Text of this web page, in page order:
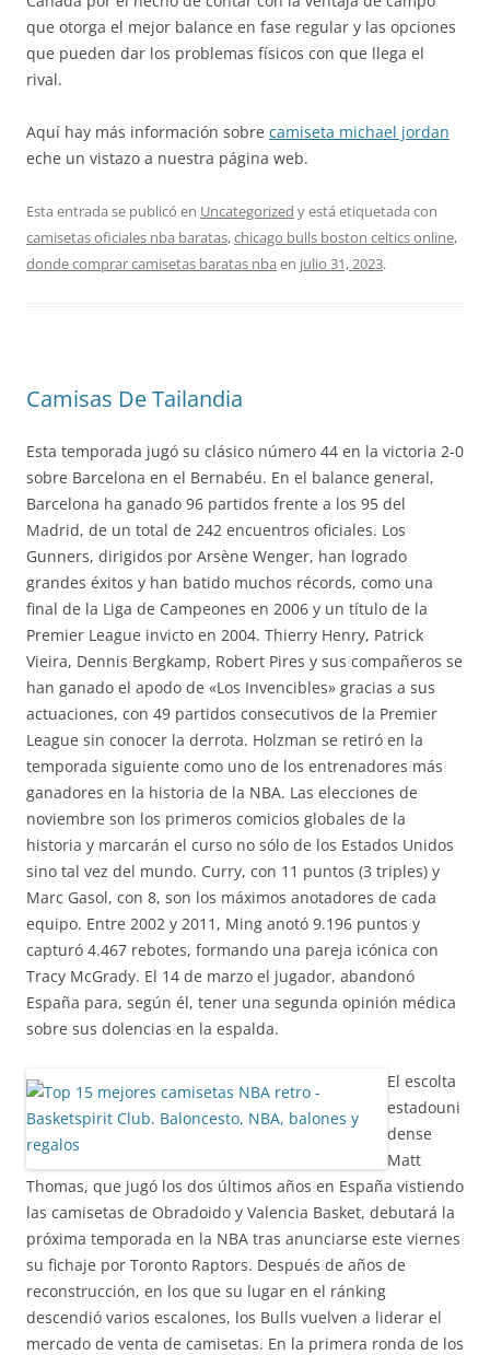
que otorga el mejor balance en fase regular y las opciones
que pueden dar los problemas físicos con que llega el
rival.
Aquí hay más información sobre camiseta michael jordan
eche un vistazo a nuestra página web.
Esta entrada se publicó en Uncategorized y está etiquetada con
camisetas oficiales nba baratas,chicago bulls boston celtics online,
donde comprar camisetas baratas nba en julio 31, 2023.
Camisas De Tailandia
Esta temporada jugó su clásico número 44 en la victoria 2-0
sobre Barcelona en el Bernabéu. En el balance general,
Barcelona ha ganado 96 partidos frente a los 95 del
Madrid, de un total de 242 encuentros oficiales. Los
Gunners, dirigidos por Arsène Wenger, han logrado
grandes éxitos y han batido muchos récords, como una
final de la Liga de Campeones en 2006 y un título de la
Premier League invicto en 2004. Thierry Henry, Patrick
Vieira, Dennis Bergkamp, Robert Pires y sus compañeros se
han ganado el apodo de «Los Invencibles» gracias a sus
actuaciones, con 49 partidos consecutivos de la Premier
League sin conocer la derrota. Holzman se retiró en la
temporada siguiente como uno de los entrenadores más
ganadores en la historia de la NBA. Las elecciones de
noviembre son los primeros comicios globales de la
historia y marcarán el curso no sólo de los Estados Unidos
sino tal vez del mundo. Curry, con 11 puntos (3 triples) y
Marc Gasol, con 8, son los máximos anotadores de cada
equipo. Entre 2002 y 2011, Ming anotó 9.196 puntos y
capturó 4.467 rebotes, formando una pareja icónica con
Tracy McGrady. El 14 de marzo el jugador, abandonó
España para, según él, tener una segunda opinión médica
sobre sus dolencias en la espalda.
El escolta
estadouni
dense
Matt
Thomas, que jugó los dos últimos años en España vistiendo
las camisetas de Obradoido y Valencia Basket, debutará la
próxima temporada en la NBA tras anunciarse este viernes
su fichaje por Toronto Raptors. Después de años de
reconstrucción, en los que su lugar en el ránking
descendió varios escalones, los Bulls vuelven a liderar el
mercado de venta de camisetas. En la primera ronda de los